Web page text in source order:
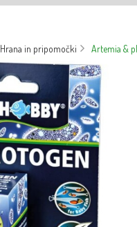
Hrana in pripomočki Artemia &